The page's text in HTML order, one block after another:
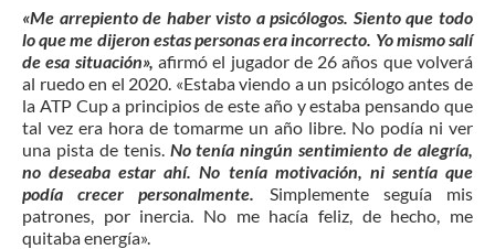
«Me arrepiento de haber visto a psicólogos. Siento que todo
lo que me dijeron estas personas era incorrecto. Yo mismo salí
de esa situación», afirmó el jugador de 26 años que volverá
al ruedo en el 2020. «Estaba viendo a un psicólogo antes de
la ATP Cup a principios de este año y estaba pensando que
tal vez era hora de tomarme un año libre. No podía ni ver
una pista de tenis. No tenía ningún sentimiento de alegría,
no deseaba estar ahí. No tenía motivación, ni sentía que
podía crecer personalmente.
Simplemente seguía mis
patrones, por inercia. No me hacía feliz, de hecho, me
quitaba energía».